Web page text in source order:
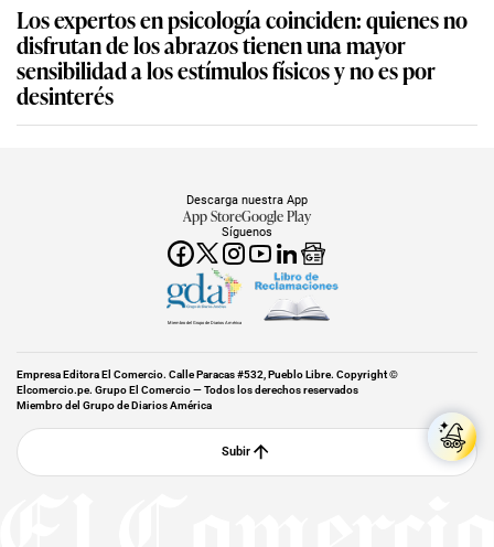
Los expertos en psicología coinciden: quienes no
disfrutan de los abrazos tienen una mayor
sensibilidad a los estímulos físicos y no es por
desinterés
Síguenos
Descarga nuestra App
App StoreGoogle Play
Miembro del Grupo de Diarios América
Empresa Editora El Comercio. Calle Paracas #532, Pueblo Libre. Copyright ©
Elcomercio.pe. Grupo El Comercio — Todos los derechos reservados
Miembro del Grupo de Diarios América
Subir